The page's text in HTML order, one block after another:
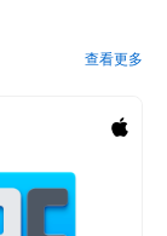
查看更多